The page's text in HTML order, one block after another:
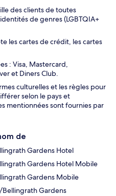
des clients de toutes
de genres (LGBTQIA+
les cartes de crédit, les cartes
: Visa, Mastercard,
et Diners Club.
culturelles et les règles pour
selon le pays et
mentionnées sont fournies par
de
Gardens Hotel
Gardens Hotel Mobile
Gardens Mobile
Gardens